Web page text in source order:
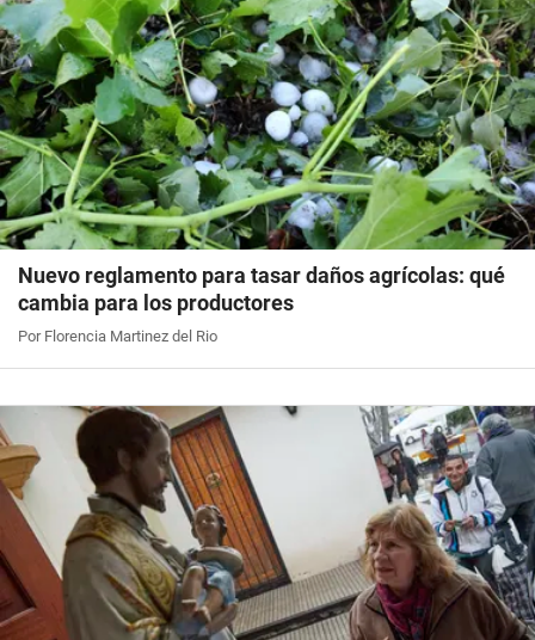
Nuevo reglamento para tasar daños agrícolas: qué
cambia para los productores
Por Florencia Martinez del Rio